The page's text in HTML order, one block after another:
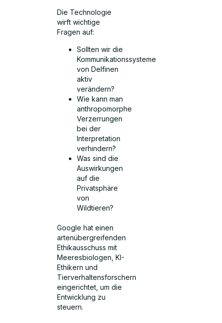
Die Technologie
wirft wichtige
Fragen auf:
Sollten wir die
Kommunikationssysteme
von Delfinen
aktiv
verändern?
Wie kann man
anthropomorphe
Verzerrungen
bei der
Interpretation
verhindern?
Was sind die
Auswirkungen
auf die
Privatsphäre
von
Wildtieren?
Google hat einen
artenübergreifenden
Ethikausschuss mit
Meeresbiologen, KI-
Ethikern und
Tierverhaltensforschern
eingerichtet, um die
Entwicklung zu
steuern.